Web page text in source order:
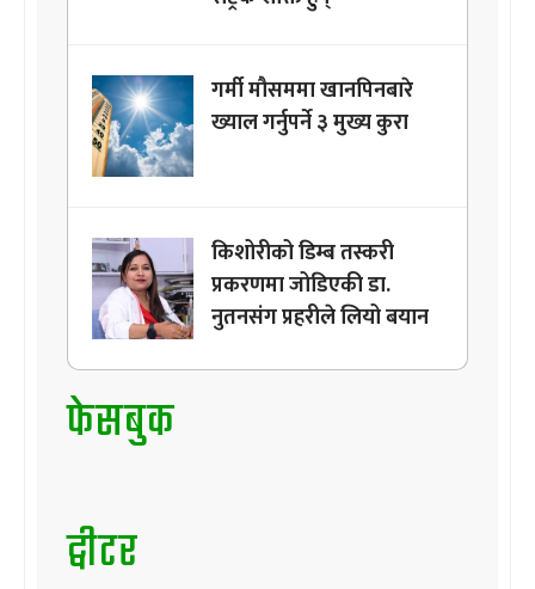
गर्मी मौसममा खानपिनबारे
ख्याल गर्नुपर्ने ३ मुख्य कुरा
किशोरीको डिम्ब तस्करी
प्रकरणमा जोडिएकी डा.
नुतनसंग प्रहरीले लियो बयान
फेसबुक
ट्वीटर